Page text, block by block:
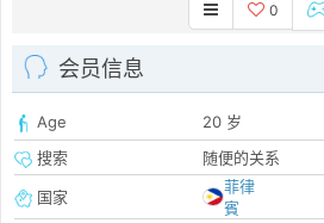
0
会员信息
Age
20 岁
搜索
随便的关系
国家
菲律
賓